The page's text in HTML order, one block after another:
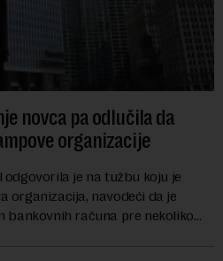
novca pa odlučila da
organizacije
odgovorila je na tužbu koju je
organizacija, navodeći da je
bankovnih računa pre nekoliko